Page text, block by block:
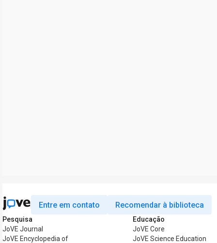
Entre em contato Recomendar à biblioteca
Pesquisa
JoVE Journal
JoVE Encyclopedia of
Educação
JoVE Core
JoVE Science Education